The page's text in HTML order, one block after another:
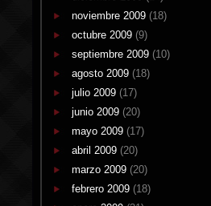
noviembre 2009 (18)
octubre 2009 (9)
septiembre 2009 (10)
agosto 2009 (18)
julio 2009 (17)
junio 2009 (20)
mayo 2009 (17)
abril 2009 (20)
marzo 2009 (20)
febrero 2009 (18)